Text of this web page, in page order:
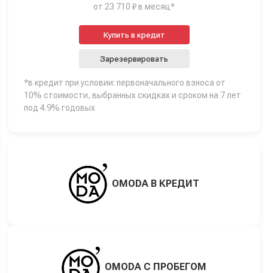
от 23 710 ₽ в месяц*
Купить в кредит
Зарезервировать
*в кредит при условии: первоначального взноса от
10% стоимости, выбранных скидках и сроком на 7 лет
под 4.9% годовых
OMODA В КРЕДИТ
OMODA С ПРОБЕГОМ